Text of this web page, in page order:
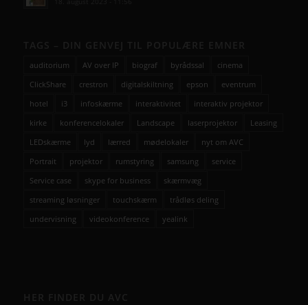
auditorium AV over IP biograf byrådssal
cinema
ClickShare
crestron digitalskiltning epson
eventrum
hotel
i3 infoskærme interaktivitet
interaktiv projektor
kirke
konferencelokaler Landscape laserprojektor
Leasing
LEDskærme
lyd lærred mødelokaler
nyt om AVC
Portrait
projektor rumstyring samsung
service
Service case
skype for business
skærmvæg
streaming løsninger
touchskærm
trådløs deling
undervisning
videokonference yealink